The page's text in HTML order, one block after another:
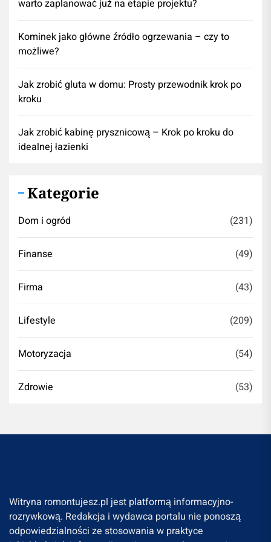
warto zaplanować już na etapie projektu?
Kominek jako główne źródło ogrzewania – czy to
możliwe?
Jak zrobić gluta w domu: Prosty przewodnik krok po
kroku
Jak zrobić kabinę prysznicową – Krok po kroku do
idealnej łazienki
Kategorie
Dom i ogród (231)
Finanse (49)
Firma (43)
Lifestyle (209)
Motoryzacja (54)
Zdrowie (53)
Witryna romontujesz.pl jest platformą informacyjno-
rozrywkową. Redakcja i wydawca portalu nie ponoszą
odpowiedzialności ze stosowania w praktyce